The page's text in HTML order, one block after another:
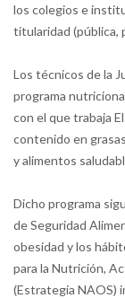
los colegios e
titularidad (pública,
Los técnicos de la
programa
con el que trabaja
contenido en
y alimentos
Dicho programa
de Seguridad
obesidad y los
para la Nutrición,
(Estrategia NAOS)